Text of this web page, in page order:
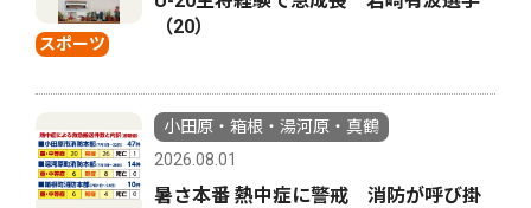
スポーツ
（20）
小田原・箱根・湯河原・真鶴
2026.08.01
暑さ本番 熱中症に警戒 消防が呼び掛